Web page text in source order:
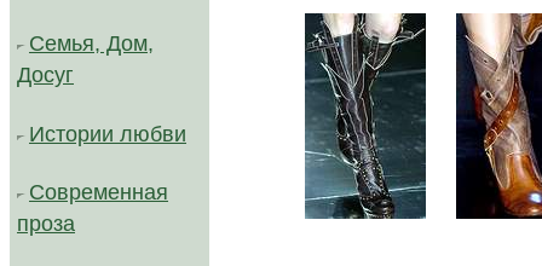
Семья, Дом,
Досуг
Истории любви
Современная
проза